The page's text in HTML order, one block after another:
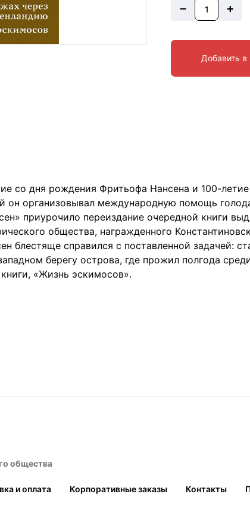
– +
Добавить в
со дня рождения Фритьофа Нансена и 100-
он организовывал международную помощь
приурочило переиздание очередной книги
общества, награжденного
блестяще справился с поставленной задачей:
берегу острова, где прожил полгода
«Жизнь эскимосов».
общества
и оплата Корпоративные заказы Контакты